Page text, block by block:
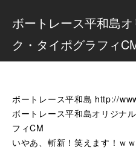
ボートレース平和島
ク・タイポグラフィ
ボートレース平和島 http://
ボートレース平和島オリジナ
フィCM
いやあ、斬新！笑えます！ｗｗ